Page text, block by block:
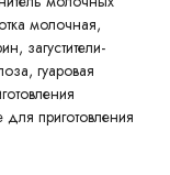
молочная,
загустители-
гуаровая
приготовления